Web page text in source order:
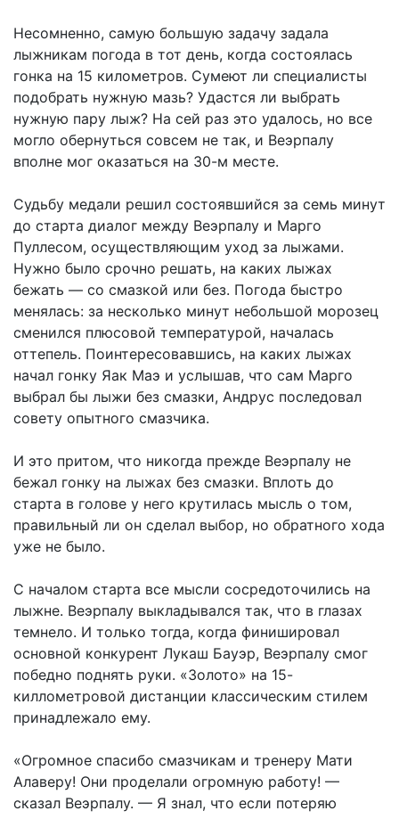
Несомненно, самую большую задачу задала
лыжникам погода в тот день, когда состоялась
гонка на 15 километров. Сумеют ли специалисты
подобрать нужную мазь? Удастся ли выбрать
нужную пару лыж? На сей раз это удалось, но все
могло обернуться совсем не так, и Веэрпалу
вполне мог оказаться на 30-м месте.
Судьбу медали решил состоявшийся за семь минут
до старта диалог между Веэрпалу и Марго
Пуллесом, осуществляющим уход за лыжами.
Нужно было срочно решать, на каких лыжах
бежать — со смазкой или без. Погода быстро
менялась: за несколько минут небольшой морозец
сменился плюсовой температурой, началась
оттепель. Поинтересовавшись, на каких лыжах
начал гонку Яак Маэ и услышав, что сам Марго
выбрал бы лыжи без смазки, Андрус последовал
совету опытного смазчика.
И это притом, что никогда прежде Веэрпалу не
бежал гонку на лыжах без смазки. Вплоть до
старта в голове у него крутилась мысль о том,
правильный ли он сделал выбор, но обратного хода
уже не было.
С началом старта все мысли сосредоточились на
лыжне. Веэрпалу выкладывался так, что в глазах
темнело. И только тогда, когда финишировал
основной конкурент Лукаш Бауэр, Веэрпалу смог
победно поднять руки. «Золото» на 15-
киллометровой дистанции классическим стилем
принадлежало ему.
«Огромное спасибо смазчикам и тренеру Мати
Алаверу! Они проделали огромную работу! —
сказал Веэрпалу. — Я знал, что если потеряю